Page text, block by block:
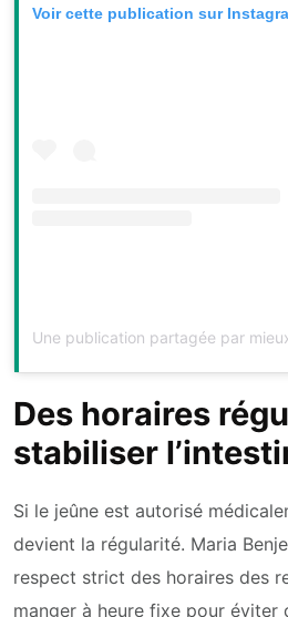
Voir cette publication sur
Une publication partagée par
Des horaires
stabiliser
Si le jeûne est autorisé
devient la régularité. Maria
respect strict des horaires des
manger à heure fixe pour éviter